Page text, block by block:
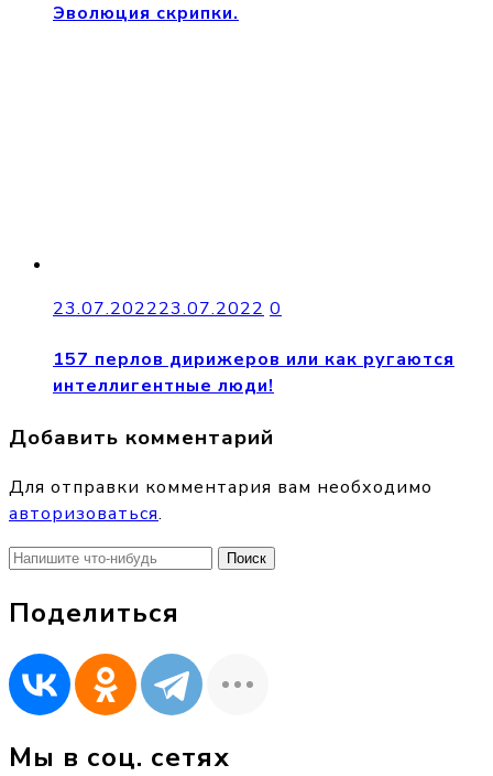
Эволюция скрипки.
23.07.202223.07.2022 0
157 перлов дирижеров или как ругаются
интеллигентные люди!
Добавить комментарий
Для отправки комментария вам необходимо
авторизоваться.
Найти:
Поделиться
Мы в соц. сетях